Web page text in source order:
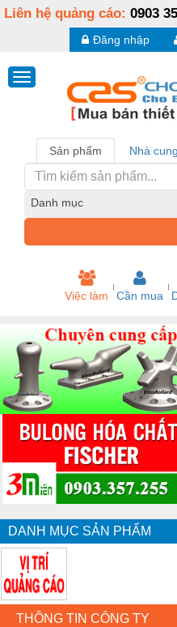
Liên hệ quảng cáo: 0903
Đăng nhập
Sản phẩm Nhà
Danh mục
Việc làm Cần mua
DANH MỤC SẢN PHẨM
THÔNG TIN CÔNG TY